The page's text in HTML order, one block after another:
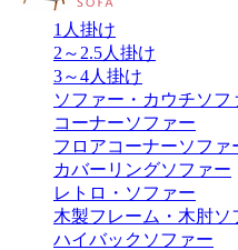
1人掛け
2～2.5人掛け
3～4人掛け
ソファー・カウチソフ
コーナーソファー
フロアコーナーソファ
カバーリングソファー
レトロ・ソファー
木製フレーム・木肘ソ
ハイバックソファー